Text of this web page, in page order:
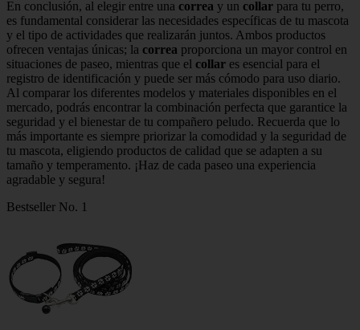
En conclusión, al elegir entre una correa y un collar para tu perro,
es fundamental considerar las necesidades específicas de tu mascota
y el tipo de actividades que realizarán juntos. Ambos productos
ofrecen ventajas únicas; la correa proporciona un mayor control en
situaciones de paseo, mientras que el collar es esencial para el
registro de identificación y puede ser más cómodo para uso diario.
Al comparar los diferentes modelos y materiales disponibles en el
mercado, podrás encontrar la combinación perfecta que garantice la
seguridad y el bienestar de tu compañero peludo. Recuerda que lo
más importante es siempre priorizar la comodidad y la seguridad de
tu mascota, eligiendo productos de calidad que se adapten a su
tamaño y temperamento. ¡Haz de cada paseo una experiencia
agradable y segura!
Bestseller No. 1